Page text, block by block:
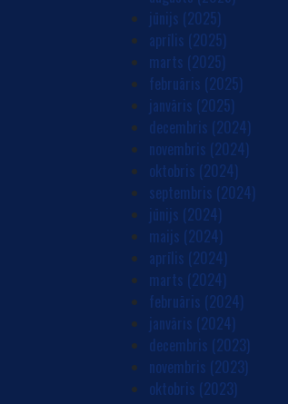
jūnijs (2025)
aprīlis (2025)
marts (2025)
februāris (2025)
janvāris (2025)
decembris (2024)
novembris (2024)
oktobris (2024)
septembris (2024)
jūnijs (2024)
maijs (2024)
aprīlis (2024)
marts (2024)
februāris (2024)
janvāris (2024)
decembris (2023)
novembris (2023)
oktobris (2023)